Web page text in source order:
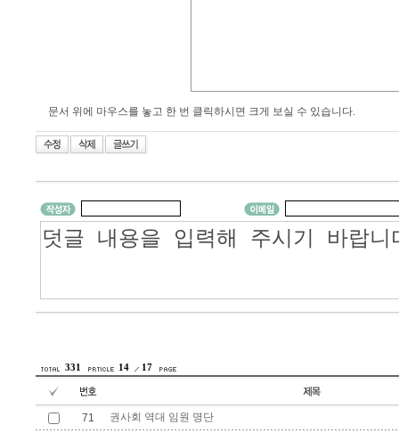
문서 위에 마우스를 놓고 한 번 클릭하시면 크게 보실 수 있습니다.
331 14 17
71
권사회 역대 임원 명단